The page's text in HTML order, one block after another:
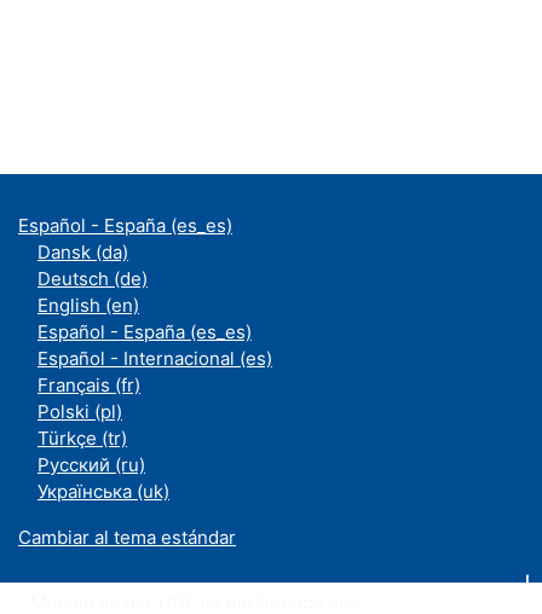
Español - España ‎(es_es)‎
Dansk ‎(da)‎
Deutsch ‎(de)‎
English ‎(en)‎
Español - España ‎(es_es)‎
Español - Internacional ‎(es)‎
Français ‎(fr)‎
Polski ‎(pl)‎
Türkçe ‎(tr)‎
Русский ‎(ru)‎
Українська ‎(uk)‎
Cambiar al tema estándar